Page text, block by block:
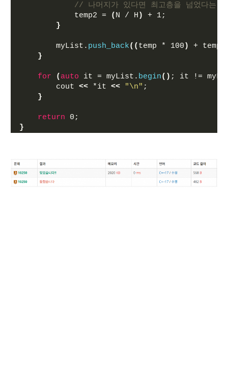
// 나머지가 있다면 최고층을 넘었다는
            temp2 =
( N / H )
+ 1;
}
        myList.
push_back(( temp * 100 ) + temp2
}
for ( auto it = myList. begin() ; it !=
        cout
<< *it << "\n" ;
}
return 0;
}